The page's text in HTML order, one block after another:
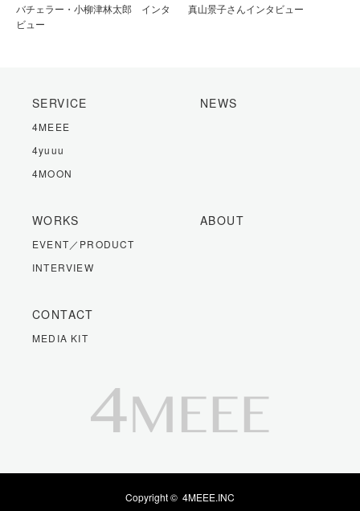
バチェラー・小柳津林太郎 インタ
ビュー
真山景子さんインタビュー
SERVICE
4MEEE
4yuuu
4MOON
NEWS
WORKS
EVENT／PRODUCT
INTERVIEW
ABOUT
CONTACT
MEDIA KIT
Copyright © 4MEEE.INC